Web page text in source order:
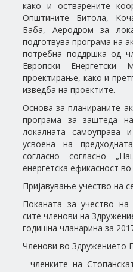
како и остварените
Општините Битола,
Баба, Аеродром за
подготвува програма на
потребна поддршка од
Европски
проектирање, како и
изведба на проектите.
Основа за планираните
програма за заштеда
локалната самоуправа и
усвоена на
согласно согласно
енергетска ефикасност во
Пријавување учество на
Поканата за учество
сите членови на
годишна чланарина за
Членови во
- членките на